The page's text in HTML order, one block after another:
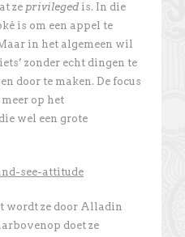
ze privileged is. In die
is om een appel te
in het algemeen wil
zonder echt dingen te
door te maken. De focus
op het
wel een grote
see-attitude
wordt ze door Alladin
doet ze